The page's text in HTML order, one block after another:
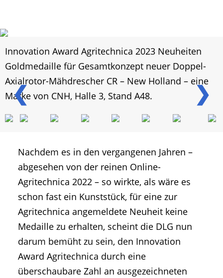
❮ ❯
Innovation Award Agritechnica 2023 Neuheiten
Goldmedaille für Gesamtkonzept neuer Doppel-
Axialrotor-Mähdrescher CR – New Holland – eine
Marke von CNH, Halle 3, Stand A48.
Nachdem es in den vergangenen Jahren –
abgesehen von der reinen Online-
Agritechnica 2022 – so wirkte, als wäre es
schon fast ein Kunststück, für eine zur
Agritechnica angemeldete Neuheit keine
Medaille zu erhalten, scheint die DLG nun
darum bemüht zu sein, den Innovation
Award Agritechnica durch eine
überschaubare Zahl an ausgezeichneten